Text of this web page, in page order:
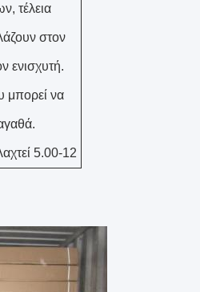
τέλεια
στον
ενισχυτή.
μπορεί να
5.00-12